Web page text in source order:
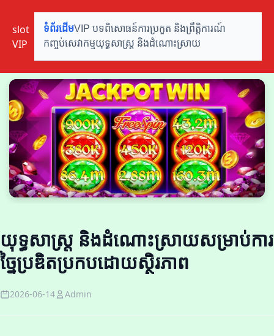
slot
VIP
ទំព័រដើមVIP បទពិសោធន៍ការប្រកួត និងព្រឹត្តិការណ៍
កញ្ចប់សេវាកម្មយុទ្ធសាស្ត្រ និងដំណោះស្រាយ
យុទ្ធសាស្ត្រ និងដំណោះស្រាយសម្រាប់ការ
ច្នៃប្រឌិតប្រកបដោយស្ថិរភាព
2026-06-14 Admin